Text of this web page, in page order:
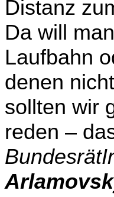
Distanz
Da will
Laufbahn
denen
sollten wir
reden –